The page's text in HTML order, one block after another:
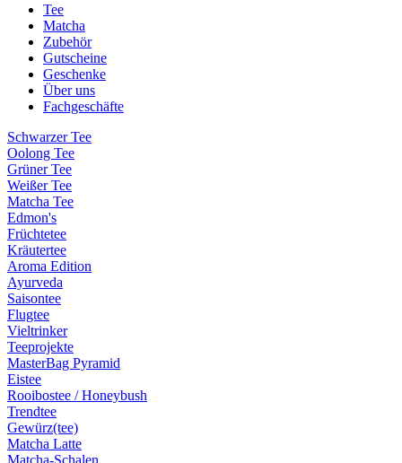
Tee
Matcha
Zubehör
Gutscheine
Geschenke
Über uns
Fachgeschäfte
Schwarzer Tee
Oolong Tee
Grüner Tee
Weißer Tee
Matcha Tee
Edmon's
Früchtetee
Kräutertee
Aroma Edition
Ayurveda
Saisontee
Flugtee
Vieltrinker
Teeprojekte
MasterBag Pyramid
Eistee
Rooibostee / Honeybush
Trendtee
Gewürz(tee)
Matcha Latte
Matcha-Schalen